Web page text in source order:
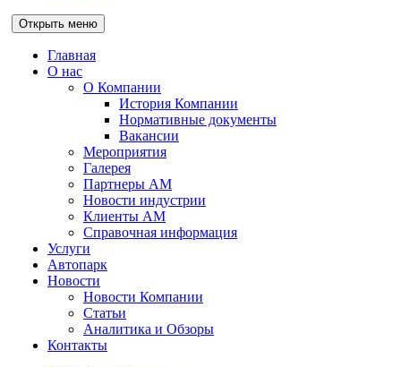
Открыть меню
Главная
О нас
О Компании
История Компании
Нормативные документы
Вакансии
Мероприятия
Галерея
Партнеры АМ
Новости индустрии
Клиенты АМ
Справочная информация
Услуги
Автопарк
Новости
Новости Компании
Статьи
Аналитика и Обзоры
Контакты